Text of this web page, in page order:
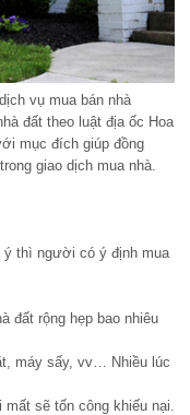
vụ mua bán nhà
đất theo luật địa ốc Hoa
mục đích giúp đồng
giao dịch mua nhà.
thì người có ý định mua
đất rộng hẹp bao nhiêu
máy sấy, vv… Nhiều lúc
sẽ tốn công khiếu nại.